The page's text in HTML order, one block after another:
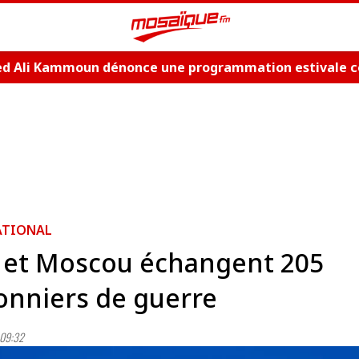
Ali Kammoun dénonce une programmation estivale
et Moscou échangent 205
de guerre